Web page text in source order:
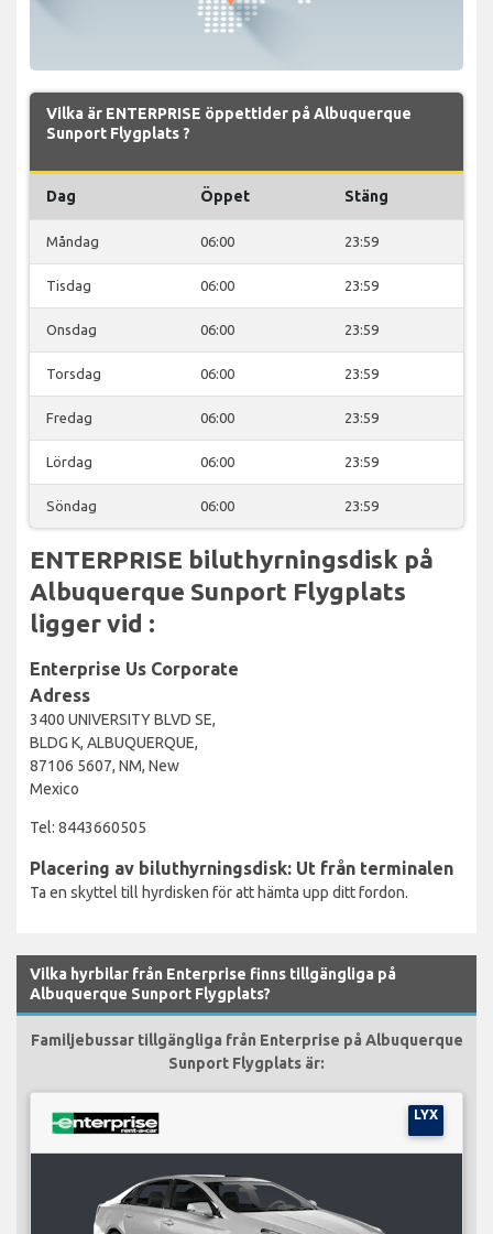
Vilka är ENTERPRISE öppettider på Albuquerque
Sunport Flygplats ?
Dag Öppet Stäng
Måndag 06:00 23:59
Tisdag 06:00 23:59
Onsdag 06:00 23:59
Torsdag 06:00 23:59
Fredag 06:00 23:59
Lördag 06:00 23:59
Söndag 06:00 23:59
ENTERPRISE biluthyrningsdisk på
Albuquerque Sunport Flygplats
ligger vid :
Enterprise Us Corporate
Adress
3400 UNIVERSITY BLVD SE,
BLDG K, ALBUQUERQUE,
87106 5607, NM, New
Mexico
Tel: 8443660505
Placering av biluthyrningsdisk: Ut från terminalen
Ta en skyttel till hyrdisken för att hämta upp ditt fordon.
Vilka hyrbilar från Enterprise finns tillgängliga på
Albuquerque Sunport Flygplats?
Familjebussar tillgängliga från Enterprise på Albuquerque
Sunport Flygplats är:
LYX